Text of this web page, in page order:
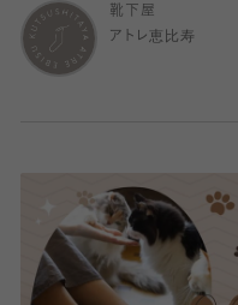
靴下屋
アトレ恵比寿